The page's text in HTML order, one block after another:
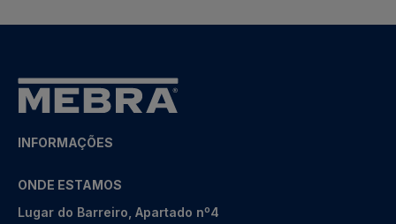
INFORMAÇÕES
ONDE ESTAMOS
Lugar do Barreiro, Apartado nº4